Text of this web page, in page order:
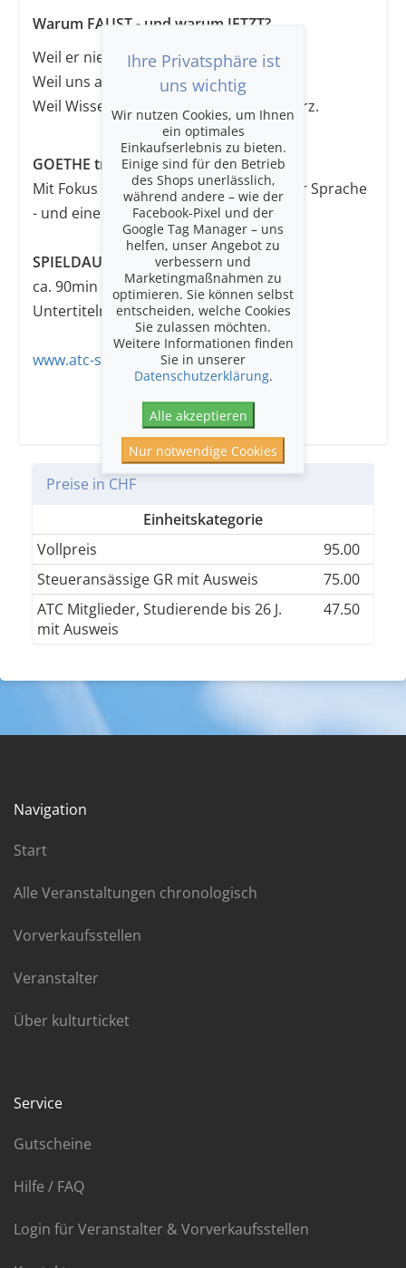
Warum FAUST - und warum JETZT?
Weil er nie weg war.
Weil uns allen Mephisto im Ohr sitzt.
Weil Wissen nichts nützt, bei leerem Herz.
GOETHE trifft GEGENWART.
Mit Fokus auf drei Figuren - in moderner Sprache
- und einem Ende, das alles neu startet.
SPIELDAUER:
ca. 90min (ohne Pause) - mit englischen
Untertiteln.
www.atc-stmoritz.ch
Preise in CHF
Einheitskategorie
Vollpreis
95.00
Steueransässige GR mit Ausweis
75.00
ATC Mitglieder, Studierende bis 26 J.
mit Ausweis
47.50
Navigation
Start
Alle Veranstaltungen chronologisch
Vorverkaufsstellen
Veranstalter
Über kulturticket
Service
Gutscheine
Hilfe / FAQ
Login für Veranstalter & Vorverkaufsstellen
Ihre Privatsphäre ist
uns wichtig
Wir nutzen Cookies, um Ihnen
ein optimales
Einkaufserlebnis zu bieten.
Einige sind für den Betrieb
des Shops unerlässlich,
während andere – wie der
Facebook-Pixel und der
Google Tag Manager – uns
helfen, unser Angebot zu
verbessern und
Marketingmaßnahmen zu
optimieren. Sie können selbst
entscheiden, welche Cookies
Sie zulassen möchten.
Weitere Informationen finden
Sie in unserer
Datenschutzerklärung.
Alle akzeptieren
Nur notwendige Cookies